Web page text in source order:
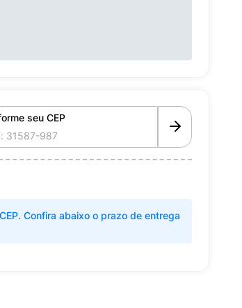
seu CEP
Confira abaixo o prazo de entrega